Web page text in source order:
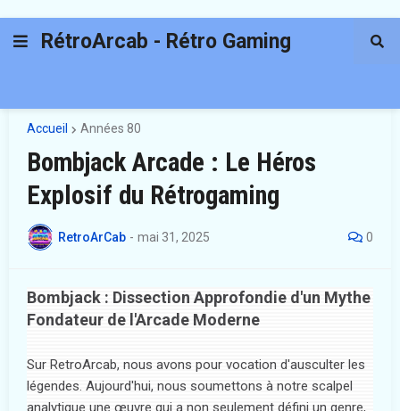
RétroArcab - Rétro Gaming
Accueil Années 80
Bombjack Arcade : Le Héros
Explosif du Rétrogaming
RetroArCab - mai 31, 2025 0
Bombjack : Dissection Approfondie d'un Mythe
Fondateur de l'Arcade Moderne
Sur RetroArcab, nous avons pour vocation d'ausculter les
légendes. Aujourd'hui, nous soumettons à notre scalpel
analytique une œuvre qui a non seulement défini un genre,